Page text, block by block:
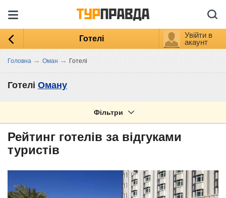
Готелі
Увійти в
акаунт
Головна → Оман → Готелі
Готелі Оману
Фільтри
Рейтинг готелів за відгуками
туристів